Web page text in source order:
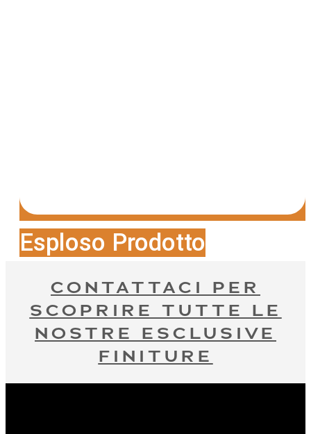
Esploso Prodotto
CONTATTACI PER
SCOPRIRE TUTTE LE
NOSTRE ESCLUSIVE
FINITURE